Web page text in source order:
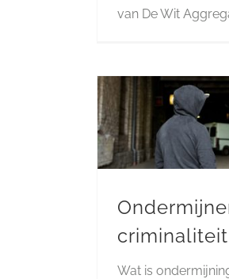
van De Wit
criminaliteit
Wat is